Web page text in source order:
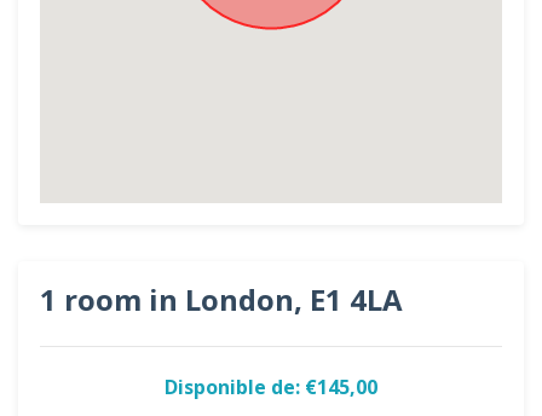
1 room in London, E1 4LA
Disponible de: €145,00